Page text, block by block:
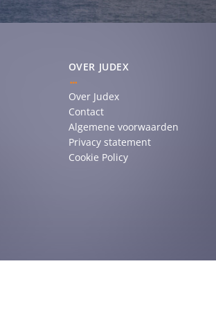
OVER JUDEX
Over Judex
Contact
Algemene voorwaarden
Privacy statement
Cookie Policy